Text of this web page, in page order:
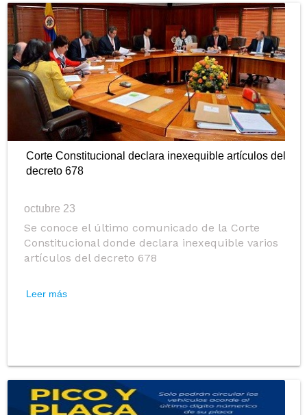
Corte Constitucional declara inexequible artículos del
decreto 678
octubre 23
Se conoce el último comunicado de la Corte
Constitucional donde declara inexequible varios
artículos del decreto 678
Leer más